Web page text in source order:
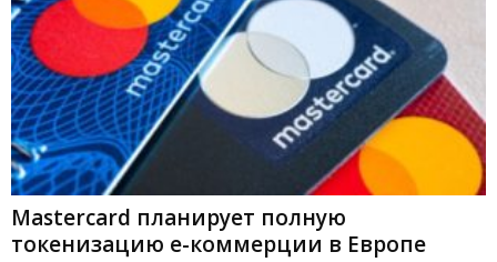
Mastercard планирует полную
токенизацию е-коммерции в Европе